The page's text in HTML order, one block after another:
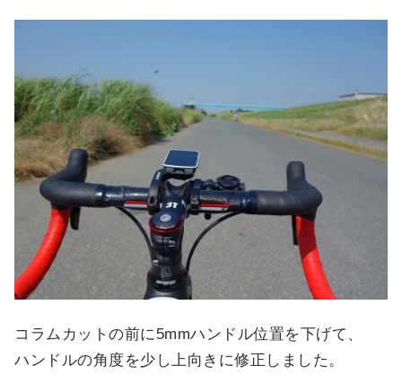
コラムカットの前に5mmハンドル位置を下げて、
ハンドルの角度を少し上向きに修正しました。